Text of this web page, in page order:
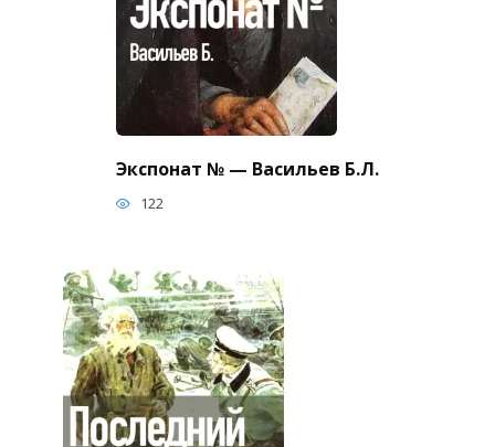
Экспонат № — Васильев Б.Л.
122